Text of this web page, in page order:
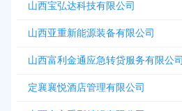
山西宝弘达科技有限公司
山西亚重新能源装备有限公司
山西富利金通应急转贷服务有限公司
定襄襄悦酒店管理有限公司